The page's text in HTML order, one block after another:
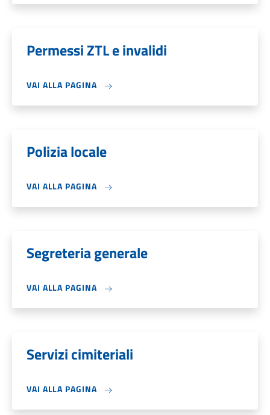
Permessi ZTL e invalidi
VAI ALLA PAGINA
Polizia locale
VAI ALLA PAGINA
Segreteria generale
VAI ALLA PAGINA
Servizi cimiteriali
VAI ALLA PAGINA